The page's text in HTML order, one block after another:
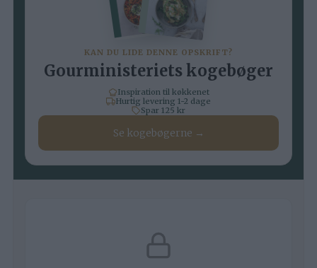
KAN DU LIDE DENNE OPSKRIFT?
Gourministeriets kogebøger
Inspiration til køkkenet
Hurtig levering 1-2 dage
Spar 125 kr
Se kogebøgerne →